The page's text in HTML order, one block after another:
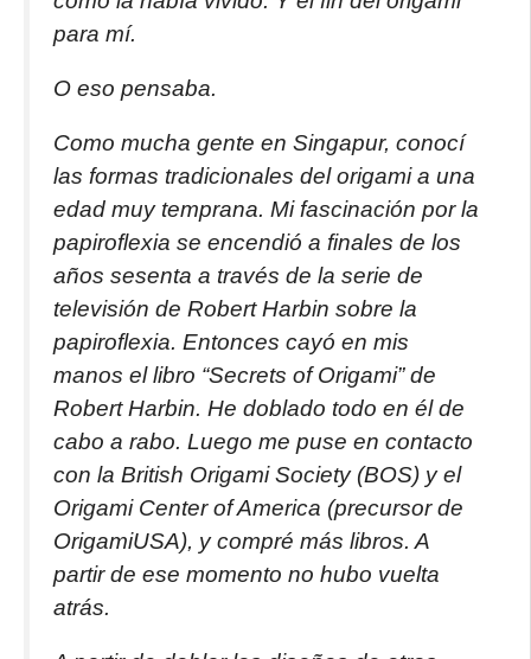
para mí.
O eso pensaba.
Como mucha gente en Singapur, conocí
las formas tradicionales del origami a una
edad muy temprana. Mi fascinación por la
papiroflexia se encendió a finales de los
años sesenta a través de la serie de
televisión de Robert Harbin sobre la
papiroflexia. Entonces cayó en mis
manos el libro “Secrets of Origami” de
Robert Harbin. He doblado todo en él de
cabo a rabo. Luego me puse en contacto
con la British Origami Society (BOS) y el
Origami Center of America (precursor de
OrigamiUSA), y compré más libros. A
partir de ese momento no hubo vuelta
atrás.